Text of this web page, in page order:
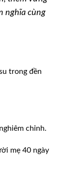
nghĩa cùng
trong đền
chỉnh.
mẹ 40 ngày